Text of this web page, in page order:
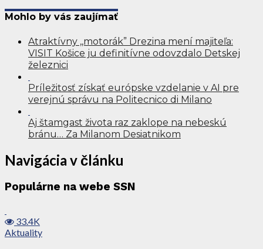
Mohlo by vás zaujímať
Atraktívny ,,motorák” Drezina mení majiteľa:
VISIT Košice ju definitívne odovzdalo Detskej
železnici
Príležitosť získať európske vzdelanie v AI pre
verejnú správu na Politecnico di Milano
Aj štamgast života raz zaklope na nebeskú
bránu… Za Milanom Desiatnikom
Navigácia v článku
Populárne na webe SSN
33.4K
Aktuality